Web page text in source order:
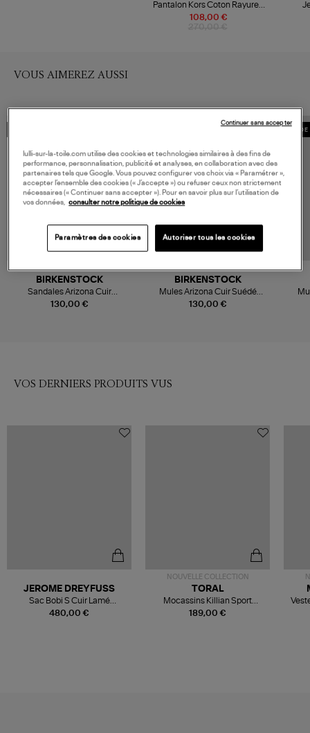
108,00 €
Pantalon Kors Coton Rayures
Mandarine
VOUS AIMEREZ AUSSI
130,00 €
BIRKENSTOCK
Sandales Arizona Cuir
Tabacco Brown
130,00 €
BIRKENSTOCK
Mules Arizona Cuir Suédé
Taupe
VOS DERNIERS PRODUITS VUS
480,00 €
JEROME DREYFUSS
Sac Bobi S Cuir Lamé
Champagne
NOUVELLE COLLECTION
189,00 €
TORAL
Mocassins Killian Sport
Mousse
lulli-sur-la-toile.com utilise des cookies et technologies similaires à des fins de
performance, personnalisation, publicité et analyses, en collaboration avec des
partenaires tels que Google. Vous pouvez configurer vos choix via « Paramétrer »,
accepter l’ensemble des cookies (« J’accepte ») ou refuser ceux non strictement
nécessaires (« Continuer sans accepter »). Pour en savoir plus sur l’utilisation de
vos données,
consulter notre politique de cookies
Paramètres des cookies Autoriser tous les cookies
Continuer sans accepter